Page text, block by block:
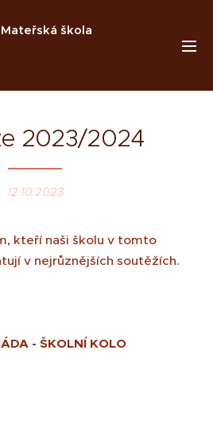
škola
2023/2024
12.10.2023
kteří naši školu v tomto
v nejrůznějších soutěžích.
- ŠKOLNÍ KOLO